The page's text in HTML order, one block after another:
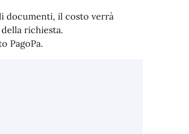
documenti, il costo verrà
richiesta.
PagoPa.